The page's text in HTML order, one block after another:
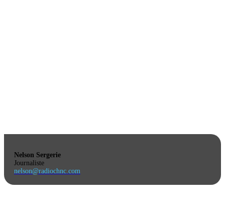
Nelson Sergerie
Journaliste
nelson@radiochnc.com